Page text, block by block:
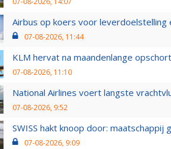
Airbus op koers voor
07-08-2026, 11:44
KLM hervat na maandenlange
07-08-2026, 11:10
National Airlines voert langste
07-08-2026, 9:52
SWISS hakt knoop door:
07-08-2026, 9:09